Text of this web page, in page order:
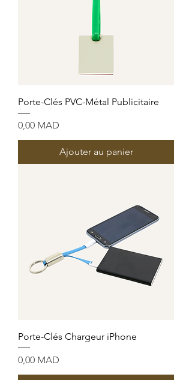
Porte-Clés PVC-Métal Publicitaire
Prix
0,00 MAD
Ajouter au panier
Porte-Clés Chargeur iPhone
Prix
0,00 MAD